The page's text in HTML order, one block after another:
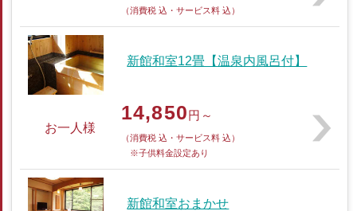
（消費税 込・サービス料 込）
新館和室12畳【温泉内風呂付】
お一人様
14,850円～
（消費税 込・サービス料 込）
※子供料金設定あり
新館和室おまかせ